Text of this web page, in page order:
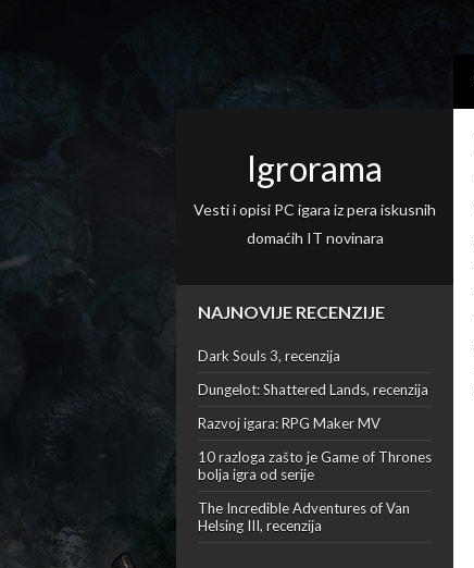
Igrorama
Vesti i opisi PC igara iz pera iskusnih
domaćih IT novinara
NAJNOVIJE RECENZIJE
Dark Souls 3, recenzija
Dungelot: Shattered Lands, recenzija
Razvoj igara: RPG Maker MV
10 razloga zašto je Game of Thrones
bolja igra od serije
The Incredible Adventures of Van
Helsing III, recenzija